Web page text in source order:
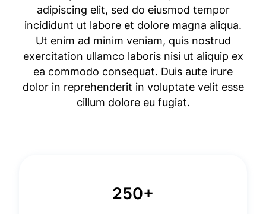
adipiscing elit, sed do eiusmod tempor
incididunt ut labore et dolore magna aliqua.
Ut enim ad minim veniam, quis nostrud
exercitation ullamco laboris nisi ut aliquip ex
ea commodo consequat. Duis aute irure
dolor in reprehenderit in voluptate velit esse
cillum dolore eu fugiat.
250+